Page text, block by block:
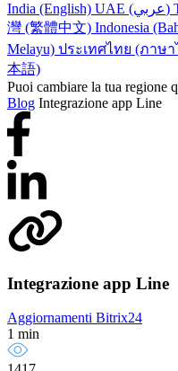
India (English)
UAE (عربي)
灣 (繁體中文) Indonesia
Melayu) ประเทศไทย (ภาษา
本語)
Puoi cambiare la tua regione
Blog Integrazione app Line
Integrazione app Line
Aggiornamenti Bitrix24
1 min